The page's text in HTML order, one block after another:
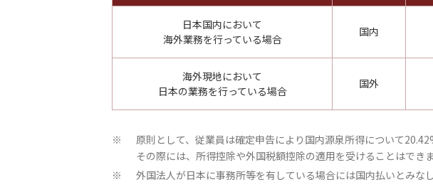
日本国内において
海外業務を行っている場合
国内
海外現地において
日本の業務を行っている場合
国外
※
原則として、従業員は確定申告により国内源泉所得について
その際には、所得控除や外国税額控除の適用を受けることはできま
※ 外国法人が日本に事務所等を有している場合には国内払いとみな